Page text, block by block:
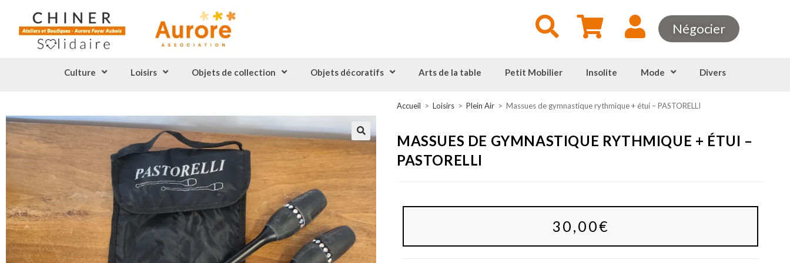
Négocier
Culture Loisirs Objets de collection Objets décoratifs Arts de la table Petit Mobilier Insolite Mode Divers
Accueil > Loisirs > Plein Air > Massues de gymnastique rythmique + étui – PASTORELLI
MASSUES DE GYMNASTIQUE RYTHMIQUE + ÉTUI –
PASTORELLI
30,00€